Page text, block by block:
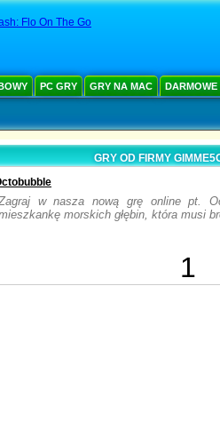
Flo On The Go
PC GRY GRY NA MAC DARMOWE
GRY OD FIRMY
w nasza nową grę online pt.
morskich głębin, która musi
1